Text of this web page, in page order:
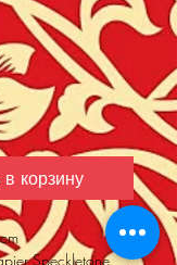
корзину
Speckletone